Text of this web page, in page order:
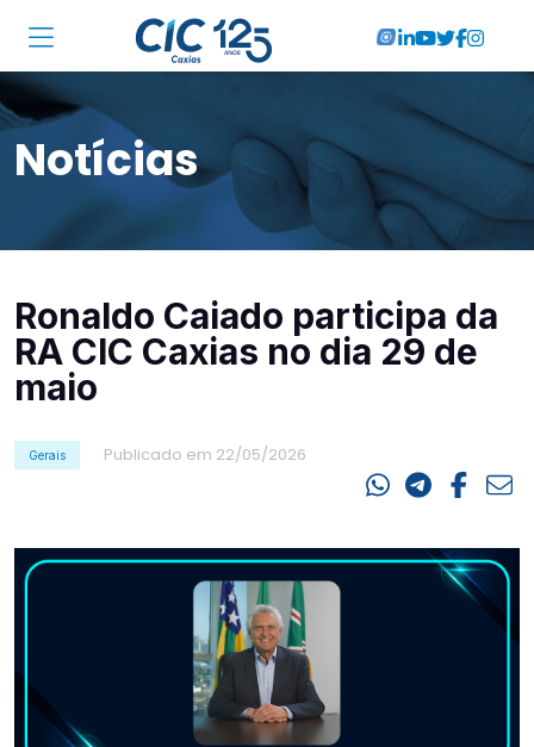
Institucional
Associadas
Soluções
Cursos
RA CIC Caxias
Contato
Notícias
Ronaldo Caiado participa da
RA CIC Caxias no dia 29 de
maio
Gerais Publicado em 22/05/2026